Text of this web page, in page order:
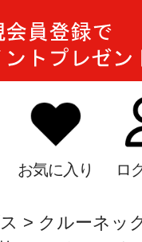
お気に入り ロ
クルーネッ